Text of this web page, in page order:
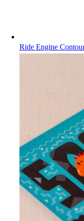
Ride Engine